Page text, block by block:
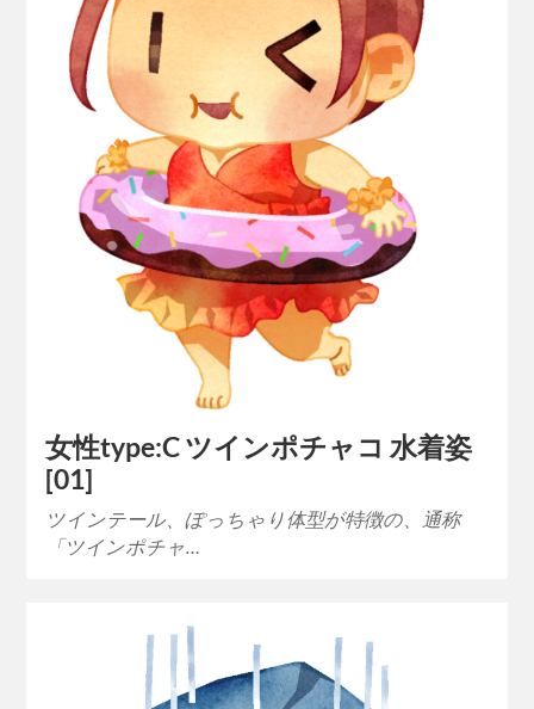
女性type:C ツインポチャコ 水着姿
[01]
ツインテール、ぽっちゃり体型が特徴の、通称
「ツインポチャ…